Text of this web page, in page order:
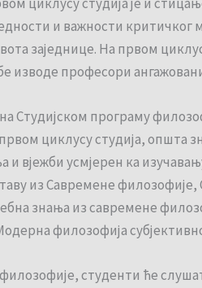
и важности
заједнице. На првом
изводе професори
Студијском програму
циклусу студија,
и вјежби усмјерен ка
из Савремене
знања из савремене
филозофија
филозофије, студенти ће